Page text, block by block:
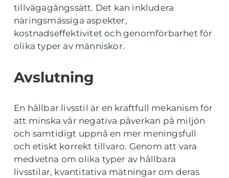
tillvägagångssätt. Det kan inkludera
näringsmässiga aspekter,
kostnadseffektivitet och genomförbarhet för
olika typer av människor.
Avslutning
En hållbar livsstil är en kraftfull mekanism för
att minska vår negativa påverkan på miljön
och samtidigt uppnå en mer meningsfull
och etiskt korrekt tillvaro. Genom att vara
medvetna om olika typer av hållbara
livsstilar, kvantitativa mätningar om deras